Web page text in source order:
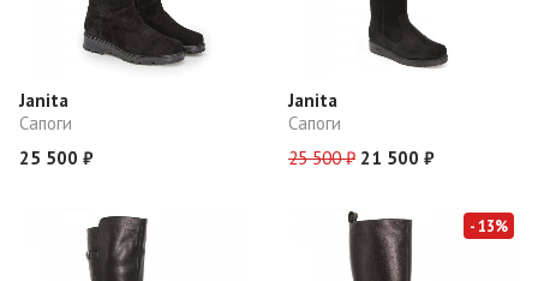
Janita
Сапоги
25 500 ₽
Janita
Сапоги
25 500 ₽ 21 500 ₽
- 13%